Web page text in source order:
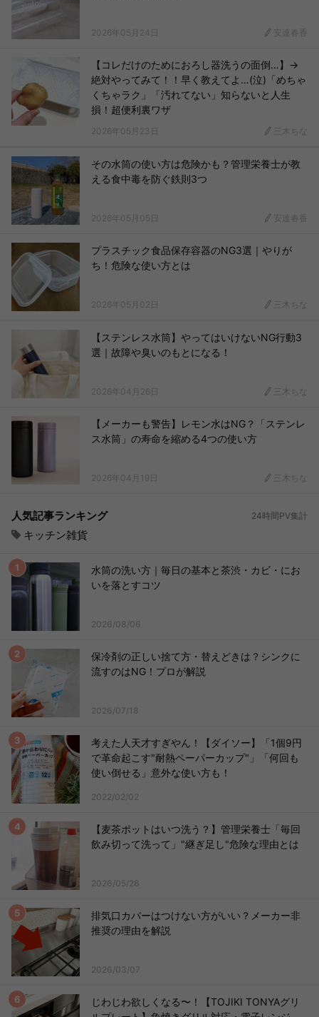
2026年05月24日 安達春香
【コレだけのためにおろし器洗うの面倒…】→
絶対やってみて！！早く教えてよ…(泣)「めちゃ
くちゃラク」「汚れてない」知らないと人生
損！超便利裏ワザ
2026年05月23日 三木ちな
その水筒の使い方は危険かも？管理栄養士が教
える食中毒を防ぐ鉄則3つ
2026年05月05日 安達春香
プラスチック食品保存容器のNG3選｜やりが
ち！危険な使い方とは
2026年05月02日 三木ちな
【ステンレス水筒】やってはいけないNG行動3
選｜故障や臭いのもとになる！
2026年04月26日 三木ちな
【メーカーも警告】レモン水はNG？「ステンレ
ス水筒」の寿命を縮める4つの使い方
2026年04月19日 三木ちな
人気記事ランキング 24時間PV集計
キッチン雑貨
水筒の洗い方｜毎日の基本と茶渋・カビ・にお
いを落とすコツ
2026/08/06
保冷剤の正しい捨て方・替えどきは？シンクに
流すのはNG！プロが解説
2026/07/18
考えた人天才すぎやん！【ダイソー】「1個9円
で革命起こす"耐熱ペーパーカップ"」「何回も
使い倒せる」意外な使い方も！
2022/02/02
【麦茶ポットはいつ洗う？】管理栄養士「毎回
飲み切って洗って」"継ぎ足し"危険な理由とは
2026/05/28
排気口カバーはつけない方がいい？メーカー非
推奨の理由を解説
2026/03/07
じわじわ欲しくなる〜！【TOJIKI TONYAグリ